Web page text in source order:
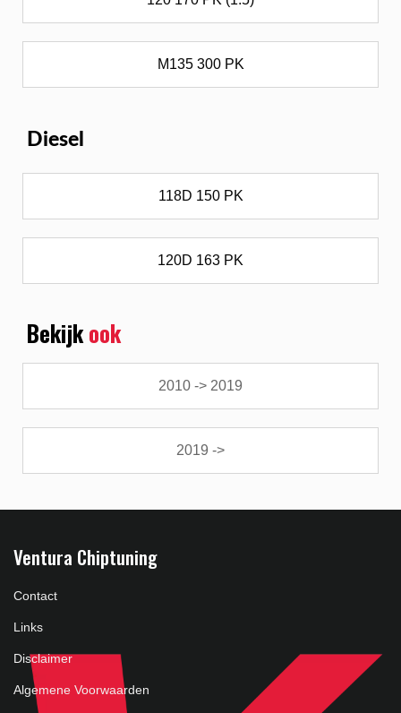
M135 300 PK
Diesel
118D 150 PK
120D 163 PK
Bekijkook
2010 -> 2019
2019 ->
Ventura Chiptuning
Contact
Links
Disclaimer
Algemene Voorwaarden